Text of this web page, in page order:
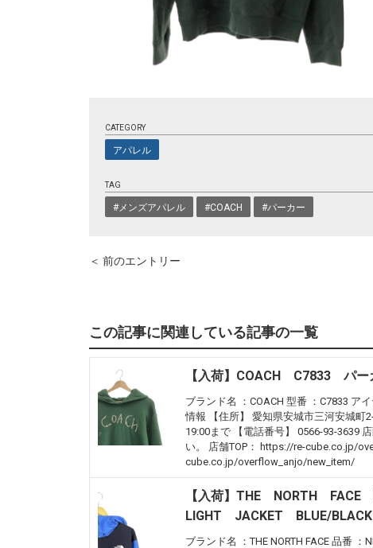
CATEGORY
アパレル
TAG
#メンズアパレル #COACH #パーカー
＜ 前のエントリー
この記事に関連している記事の一覧
【入荷】COACH C7833 パ
ブランド名 ：COACH 型番 ：C7833 ア
情報 【住所】 愛知県安城市三河安城町
19:00まで 【電話番号】 0566-93-3639
い。 店舗TOP： https://re-cube.co.jp/
cube.co.jp/overflow_anjo/new_item/
【入荷】THE NORTH
LIGHT JACKET BLUE/BLACK
ブランド名 ：THE NORTH FACE 品番